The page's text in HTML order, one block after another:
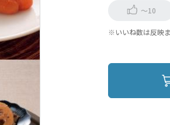
～10
※いいね数は反映